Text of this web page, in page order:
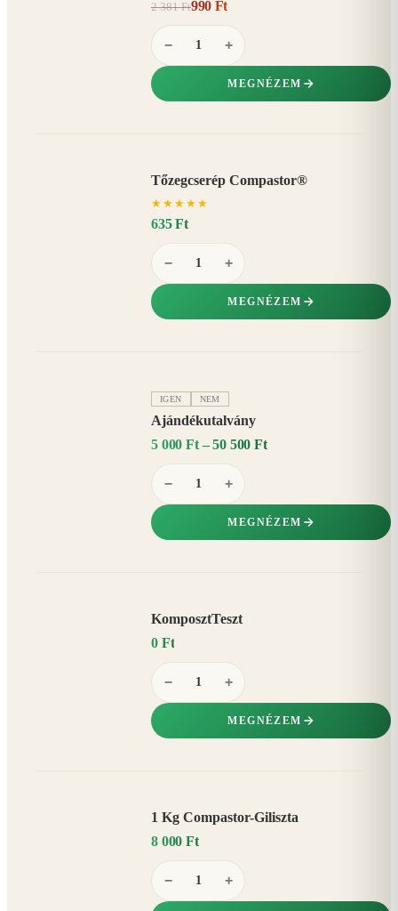
2 381 Ft990 Ft
− +
MEGNÉZEM
Tőzegcserép Compastor®
★ ★ ★ ★ ★
635 Ft
− +
MEGNÉZEM
IGEN NEM
Ajándékutalvány
5 000 Ft – 50 500 Ft
− +
MEGNÉZEM
KomposztTeszt
0 Ft
− +
MEGNÉZEM
1 Kg Compastor-Giliszta
8 000 Ft
− +